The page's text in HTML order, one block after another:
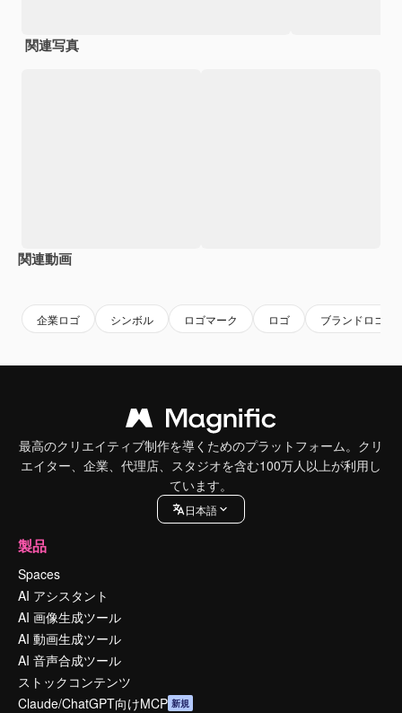
関連写真
関連動画
企業ロゴ シンボル ロゴマーク ロゴ ブランドロゴ
最高のクリエイティブ制作を導くためのプラットフォーム。クリ
エイター、企業、代理店、スタジオを含む100万人以上が利用し
ています。
日本語
製品
Spaces
AI アシスタント
AI 画像生成ツール
AI 動画生成ツール
AI 音声合成ツール
ストックコンテンツ
Claude/ChatGPT向けMCP 新規